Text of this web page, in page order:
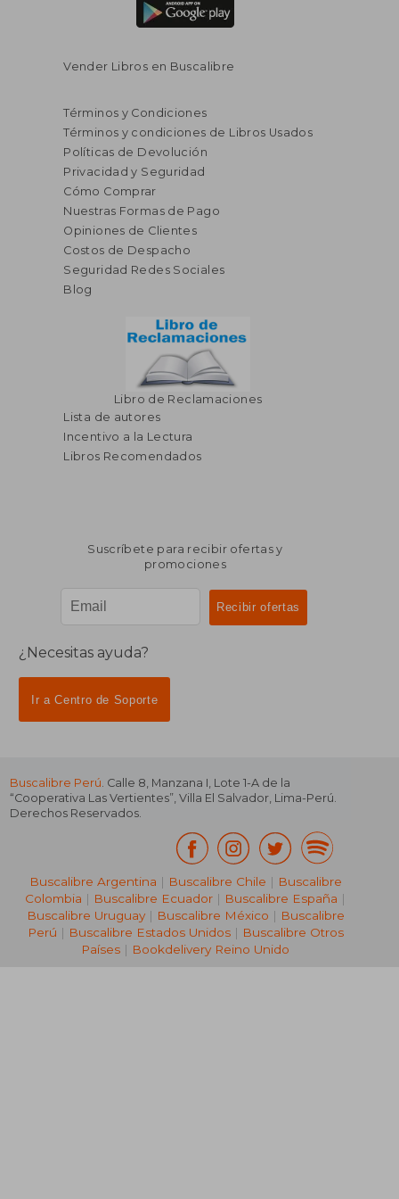
55%
dcto.
S/ 501,22
S/ 225,55
Vender Libros en Buscalibre
Términos y Condiciones
Términos y condiciones de Libros Usados
Políticas de Devolución
Privacidad y Seguridad
Cómo Comprar
Nuestras Formas de Pago
Opiniones de Clientes
Costos de Despacho
Seguridad Redes Sociales
Blog
Libro de Reclamaciones
Lista de autores
Incentivo a la Lectura
Libros Recomendados
Suscríbete para recibir ofertas y
promociones
¿Necesitas ayuda?
Ir a Centro de Soporte
Buscalibre Perú. Calle 8, Manzana I, Lote 1-A de la
“Cooperativa Las Vertientes”, Villa El Salvador, Lima-Perú.
Derechos Reservados.
Buscalibre Argentina | Buscalibre Chile | Buscalibre
Colombia | Buscalibre Ecuador | Buscalibre España |
Buscalibre Uruguay| Buscalibre México | Buscalibre
Perú | Buscalibre Estados Unidos| Buscalibre Otros
Países | Bookdelivery Reino Unido